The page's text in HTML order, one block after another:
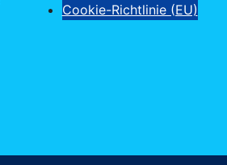
Cookie-Richtlinie (EU)